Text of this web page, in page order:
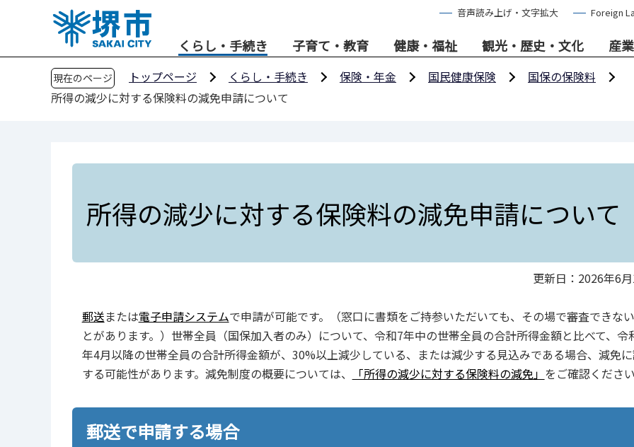
音声読み上げ・文字拡大 Foreign
くらし・手続き 子育て・教育 健康・福祉 観光・歴史・文化 産
現在のページ トップページ くらし・手続き 保険・年金 国民健康保険
国保の保険料
所得の減少に対する保険料の減免申請について
所得の減少に対する保険料の減免申請について
更新日：2026年6
郵送または電子申請システムで申請が可能です。（窓口に書類をご持参いただいても、その場で審査できな
とがあります。）世帯全員（国保加入者のみ）について、令和7年中の世帯全員の合計所得金額と比べて、令
年4月以降の世帯全員の合計所得金額が、30%以上減少している、または減少する見込みである場合、減免
する可能性があります。減免制度の概要については、
「所得の減少に対する保険料の減免」 をご確認ください
郵送で申請する場合